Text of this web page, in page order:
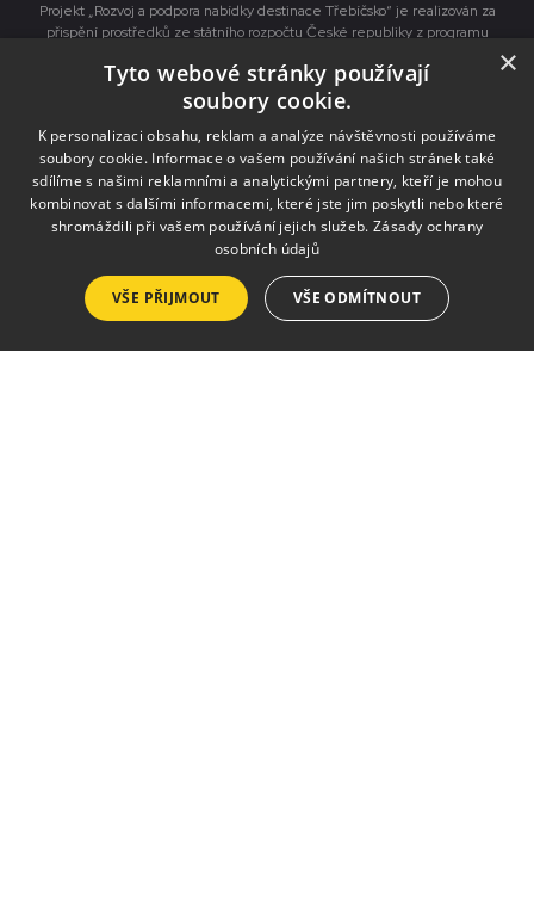
Projekt „Rozvoj a podpora nabídky destinace Třebíčsko“ je realizován za
přispění prostředků ze státního rozpočtu České republiky z programu
Služby
Pronájmy
Výlep plakátů
Tisk a kopírování
Půjčovna krojů a kostýmů
Zpravodaj
×
Tyto webové stránky používají
soubory cookie.
K personalizaci obsahu, reklam a analýze návštěvnosti používáme
soubory cookie. Informace o vašem používání našich stránek také
sdílíme s našimi reklamními a analytickými partnery, kteří je mohou
kombinovat s dalšími informacemi, které jste jim poskytli nebo které
shromáždili při vašem používání jejich služeb. Zásady ochrany
osobních údajů
VŠE PŘIJMOUT VŠE ODMÍTNOUT